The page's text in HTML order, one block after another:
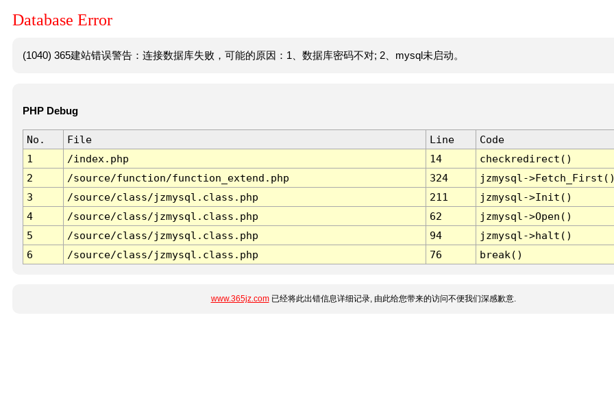
Database Error
(1040) 365建站错误警告：连接数据库失败，可能的原因：1、数据库密码不对; 2、mysql未启动。
PHP Debug
No. File Line
Code
1
/index.php 14
checkredirect()
2
/source/function/function_extend.php 324
jzmysql-
3
/source/class/jzmysql.class.php 211
jzmysql->Init()
4
/source/class/jzmysql.class.php 62
jzmysql->Open()
5
/source/class/jzmysql.class.php 94
jzmysql->halt()
6
/source/class/jzmysql.class.php 76 break()
www.365jz.com已经将此出错信息详细记录, 由此给您带来的访问不便我们深感歉意.